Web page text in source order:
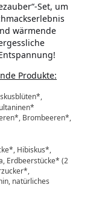
Set, um
wärmende
Produkte:
Brombeeren*,
Hibiskus*,
Erdbeerstücke* (2
natürliches